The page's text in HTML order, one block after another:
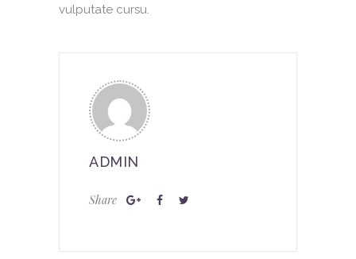
vulputate cursu.
ADMIN
Share